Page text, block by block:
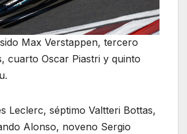
Max Verstappen, tercero
cuarto Oscar Piastri y quinto
Leclerc, séptimo Valtteri Bottas,
Alonso, noveno Sergio